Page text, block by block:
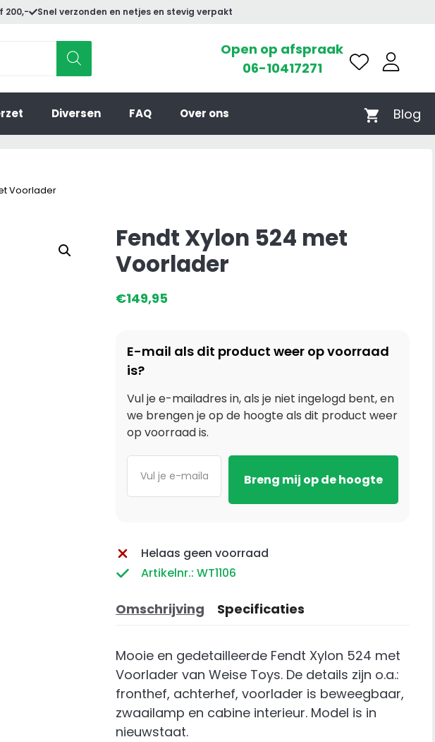
200,- Snel verzonden en netjes en stevig verpakt
Open op afspraak
06-10417271
Diversen FAQ Over ons Blog
Voorlader
Fendt Xylon 524 met
Voorlader
€149,95
E-mail als dit product weer op voorraad
is?
Vul je e-mailadres in, als je niet ingelogd bent, en
we brengen je op de hoogte als dit product weer
op voorraad is.
Helaas geen voorraad
Artikelnr.: WT1106
Omschrijving Specificaties
Mooie en gedetailleerde Fendt Xylon 524 met
Voorlader van Weise Toys. De details zijn o.a.:
fronthef, achterhef, voorlader is beweegbaar,
zwaailamp en cabine interieur. Model is in
nieuwstaat.